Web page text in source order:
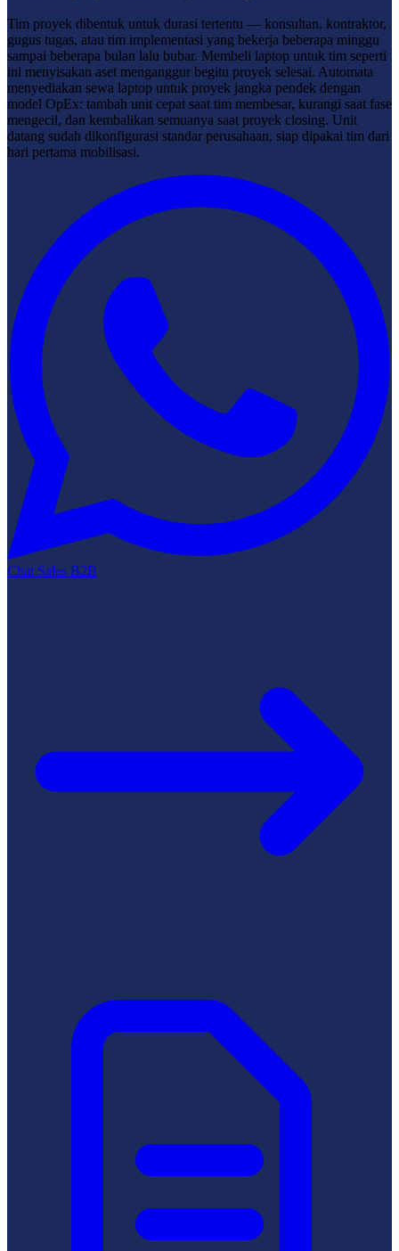
Tim proyek dibentuk untuk durasi tertentu — konsultan, kontraktor,
gugus tugas, atau tim implementasi yang bekerja beberapa minggu
sampai beberapa bulan lalu bubar. Membeli laptop untuk tim seperti
ini menyisakan aset menganggur begitu proyek selesai. Automata
menyediakan sewa laptop untuk proyek jangka pendek dengan
model OpEx: tambah unit cepat saat tim membesar, kurangi saat fase
mengecil, dan kembalikan semuanya saat proyek closing. Unit
datang sudah dikonfigurasi standar perusahaan, siap dipakai tim dari
hari pertama mobilisasi.
Chat Sales B2B